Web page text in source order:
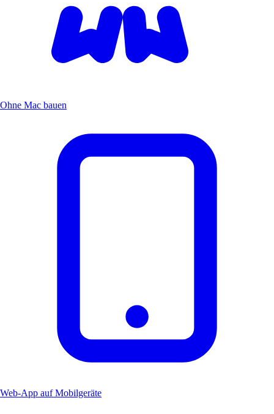
Ohne Mac bauen
Web-App auf Mobilgeräte